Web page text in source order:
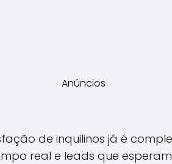
Anúncios
de inquilinos já é
real e leads que